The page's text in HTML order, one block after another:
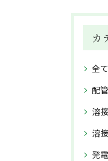
カ
全
配
溶
溶
発